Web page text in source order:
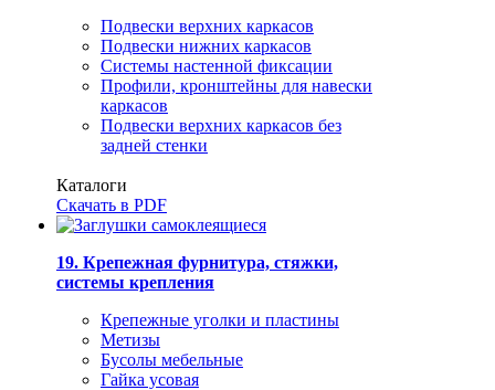
Подвески верхних каркасов
Подвески нижних каркасов
Системы настенной фиксации
Профили, кронштейны для навески
каркасов
Подвески верхних каркасов без
задней стенки
Каталоги
Скачать в PDF
19. Крепежная фурнитура, стяжки,
системы крепления
Крепежные уголки и пластины
Метизы
Бусолы мебельные
Гайка усовая